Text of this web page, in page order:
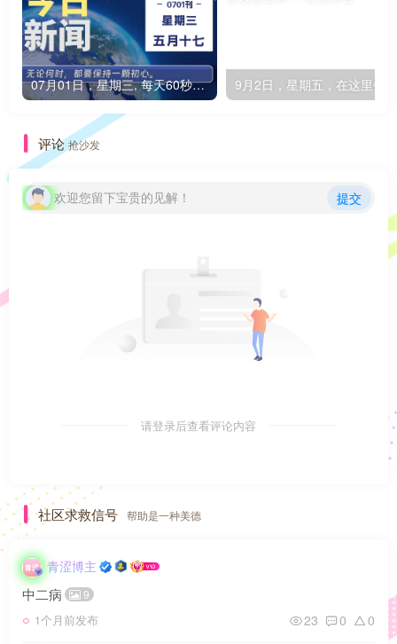
07月01日，星期三, 每天60秒读懂全世界！
评论抢沙发
欢迎您留下宝贵的见解！ 提交
请登录后查看评论内容
社区求救信号 帮助是一种美德
青涩博主
中二病 9
1个月前发布 23 0 0